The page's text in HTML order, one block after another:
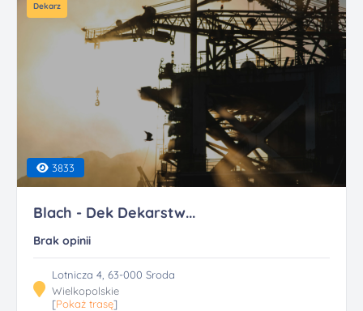
Dekarz
3833
Blach - Dek Dekarstw...
Brak opinii
Lotnicza 4, 63-000 Sroda
Wielkopolskie
[Pokaż trasę]